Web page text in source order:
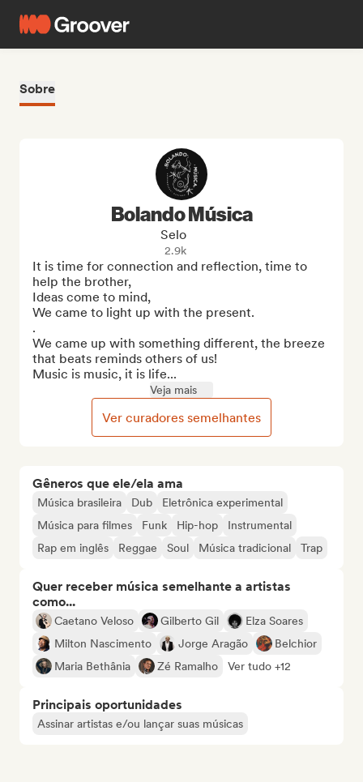
Sobre
Gêneros que ele/ela ama
Música brasileira Dub
Eletrônica experimental
Música para filmes
Funk Hip-hop
Instrumental
Rap em inglês
Reggae Soul Música tradicional Trap
Quer receber música semelhante a artistas
como...
Caetano Veloso Gilberto Gil
Elza Soares
Milton Nascimento
Jorge Aragão
Belchior
Maria Bethânia
Zé Ramalho Ver tudo +12
Principais oportunidades
Assinar artistas e/ou lançar suas músicas
Bolando Música
Selo
2.9k
It is time for connection and reflection, time to
help the brother,
Ideas come to mind,
We came to light up with the present.
.
We came up with something different, the breeze
that beats reminds others of us!
Music is music, it is life...
Veja mais
Ver curadores semelhantes